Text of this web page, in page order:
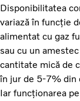
Disponibilitatea
variază în funcție
alimentat cu gaz
sau cu un
cantitate mică de
în jur de 5-7% din
Iar funcționarea